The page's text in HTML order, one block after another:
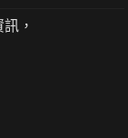
，